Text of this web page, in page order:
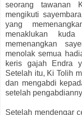
seorang tawanan
mengikuti
yang
menaklukan
memenangkan
menolak semua
keris gajah Endra
Setelah itu, Ki Tolih
dan mengabdi
setelah
Setelah mendengar